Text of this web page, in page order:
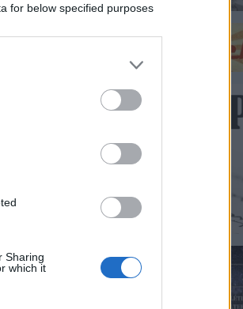
for below specified purposes
Sharing
which it